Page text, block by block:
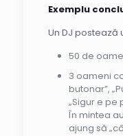
Exemplu
Un DJ postează
50 de
3 oameni
butonar”,
„Sigur e pe
În mintea
ajung să